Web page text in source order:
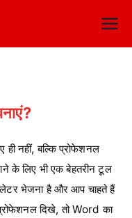
ही नहीं, बल्कि प्रोफेशनल
के लिए भी एक बेहतरीन टूल
लेटर भेजना है और आप चाहते हैं
दिखे, तो Word का